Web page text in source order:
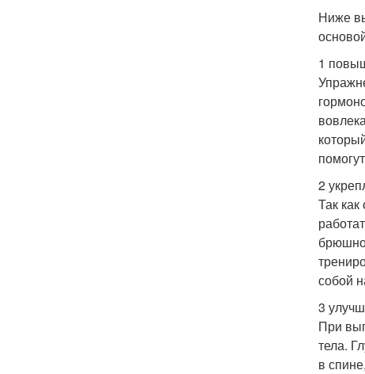
Ниже
1
2
Так
собой
3
При
тела.
в